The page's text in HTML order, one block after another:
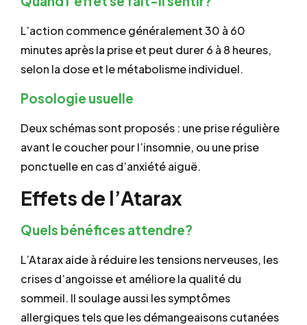
L’action commence généralement 30 à 60
minutes après la prise et peut durer 6 à 8 heures,
selon la dose et le métabolisme individuel.
Posologie usuelle
Deux schémas sont proposés : une prise régulière
avant le coucher pour l’insomnie, ou une prise
ponctuelle en cas d’anxiété aiguë.
Effets de l’Atarax
Quels bénéfices attendre?
L’Atarax aide à réduire les tensions nerveuses, les
crises d’angoisse et améliore la qualité du
sommeil. Il soulage aussi les symptômes
allergiques tels que les démangeaisons cutanées